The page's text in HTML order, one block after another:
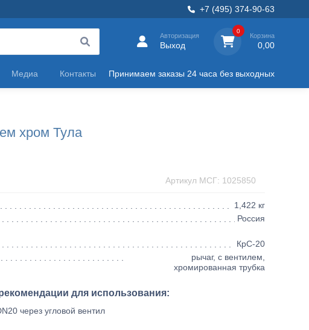
+7 (495) 374-90-63
Авторизация
Выход
0
Корзина
0,00
Медиа Контакты Принимаем заказы 24 часа без выходных
хром Тула
Артикул МСГ: 1025850
1,422 кг
Россия
КрС-20
рычаг, с вентилем,
хромированная трубка
для использования:
через угловой вентил